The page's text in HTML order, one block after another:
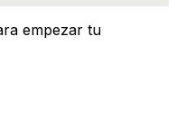
empezar tu